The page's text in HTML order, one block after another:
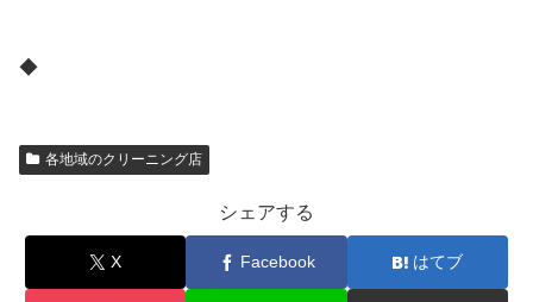
◆
各地域のクリーニング店
シェアする
X Facebook はてブ